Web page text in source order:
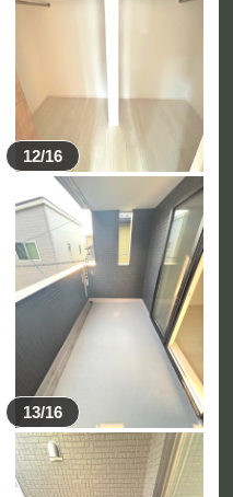
12/16
13/16